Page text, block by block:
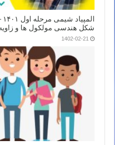
شکل هندسی مولکول ها و
1402-02-21